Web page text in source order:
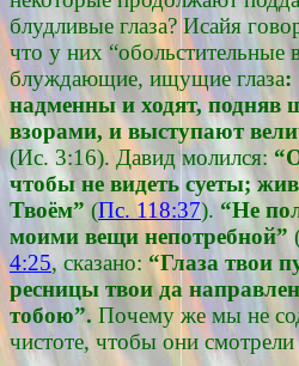
блудливые глаза? Исайя
что у них “обольстительные
блуждающие, ищущие глаза:
надменны и ходят, подняв
взорами, и выступают
(Ис. 3:16). Давид молился:
чтобы не видеть суеты;
Твоём” (Пс. 118:37). “Не
моими вещи непотребной”
4:25, сказано: “Глаза твои
ресницы твои да
тобою”. Почему же мы не
чистоте, чтобы они